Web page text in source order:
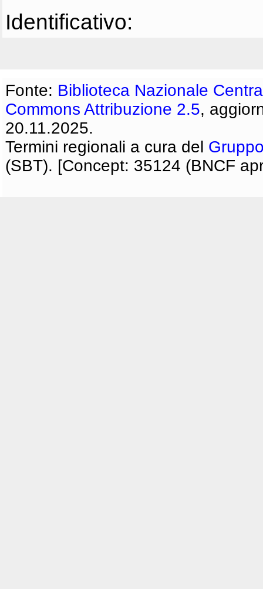
Identificativo:
Fonte: Biblioteca Nazionale
Commons Attribuzione 2.5,
20.11.2025.
Termini regionali a cura del
(SBT). [Concept: 35124 (BNCF